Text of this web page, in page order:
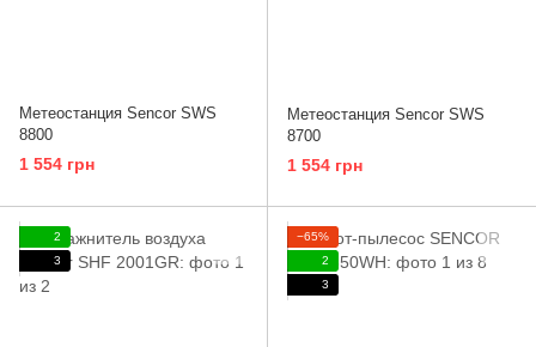
Метеостанция Sencor SWS
8800
1 554 грн
Метеостанция Sencor SWS
8700
1 554 грн
2
3
−65%
2
3